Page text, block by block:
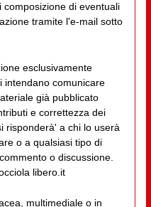
di eventuali
tramite l'e-mail sotto
esclusivamente
intendano comunicare
già pubblicato
e correttezza dei
risponderà' a chi lo userà
o a qualsiasi tipo di
o discussione.
libero.it
multimediale o in